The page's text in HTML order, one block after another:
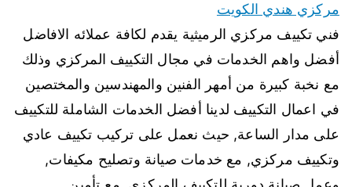
مركزي هندي الكويت
فني تكييف مركزي الرميثية يقدم لكافة عملائه الافاضل
أفضل واهم الخدمات في مجال التكييف المركزي وذلك
مع نخبة كبيرة من أمهر الفنين والمهندسين والمختصين
في اعمال التكييف لدينا أفضل الخدمات الشاملة للتكييف
على مدار الساعة, حيث نعمل على تركيب تكييف عادي
وتكييف مركزي, مع خدمات صيانة وتصليح مكيفات,